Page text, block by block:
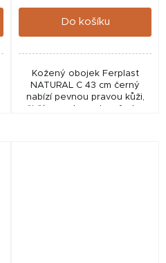
cena:
Do košíku
Kožený obojek Ferplast
NATURAL C 43 cm černý
nabízí pevnou pravou kůži,